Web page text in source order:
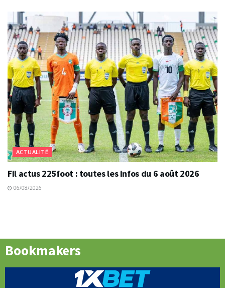
ACTUALITÉ
Fil actus 225foot : toutes les infos du 6 août 2026
06/08/2026
Bookmakers